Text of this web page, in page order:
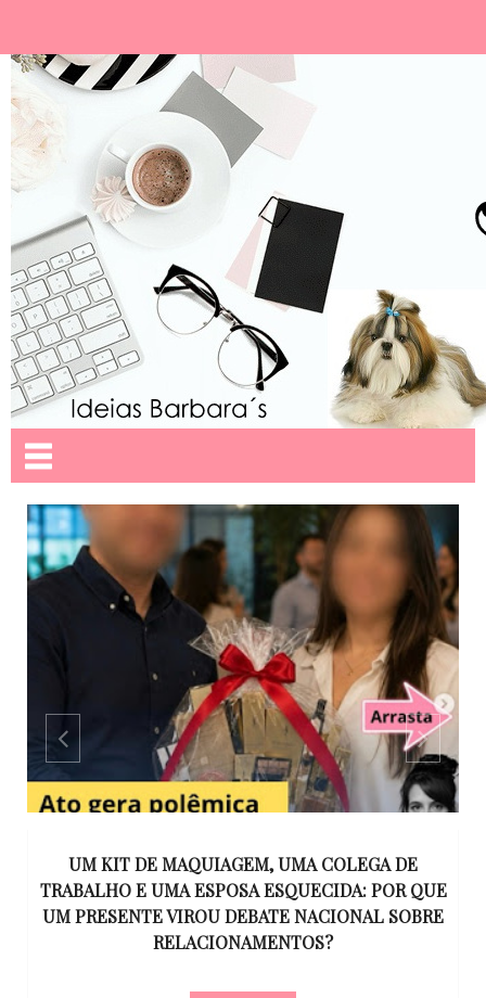
UM KIT DE MAQUIAGEM, UMA COLEGA DE
TRABALHO E UMA ESPOSA ESQUECIDA: POR QUE
UM PRESENTE VIROU DEBATE NACIONAL SOBRE
RELACIONAMENTOS?